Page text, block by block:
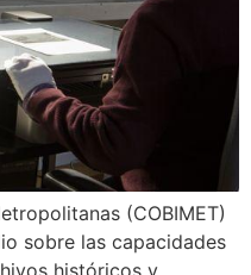
(COBIMET)
sobre las capacidades